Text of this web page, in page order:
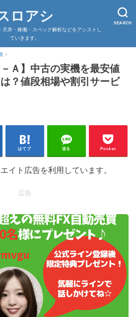
SEARCH
ロアシ
井・稼働・スペック解析などをアシストし
ていきます。
－Ａ】中古の実機を最安値
？値段相場や割引サービ
はてブ 送る Pocket
イト広告を利用しています。
広告